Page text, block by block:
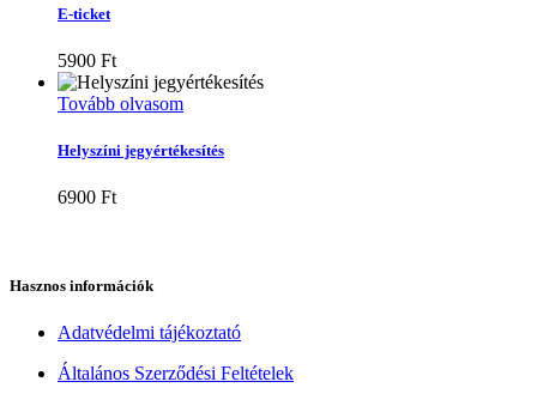
E-ticket
5900 Ft
Tovább olvasom
Helyszíni jegyértékesítés
6900 Ft
Hasznos információk
Adatvédelmi tájékoztató
Általános Szerződési Feltételek